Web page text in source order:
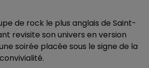
de rock le plus anglais de Saint-
revisite son univers en version
soirée placée sous le signe de la